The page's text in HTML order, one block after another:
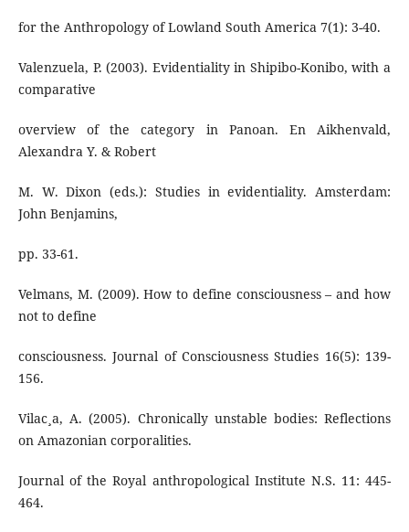
for the Anthropology of Lowland South America 7(1): 3-40.
Valenzuela, P. (2003). Evidentiality in Shipibo-Konibo, with a
comparative
overview of the category in Panoan. En Aikhenvald,
Alexandra Y. & Robert
M. W. Dixon (eds.): Studies in evidentiality. Amsterdam:
John Benjamins,
pp. 33-61.
Velmans, M. (2009). How to define consciousness – and how
not to define
consciousness. Journal of Consciousness Studies 16(5): 139-
156.
Vilac¸a, A. (2005). Chronically unstable bodies: Reflections
on Amazonian corporalities.
Journal of the Royal anthropological Institute N.S. 11: 445-
464.